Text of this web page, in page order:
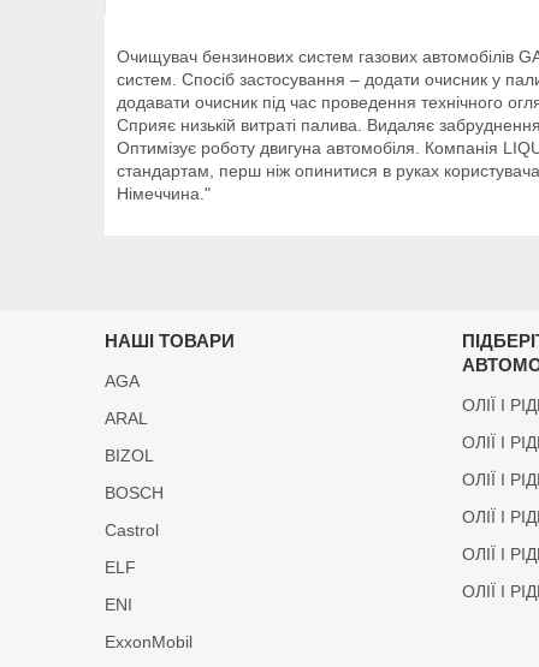
Очищувач бензинових систем газових автомобілів
систем. Спосіб застосування – додати очисник у
додавати очисник під час проведення технічного
Сприяє низькій витраті палива. Видаляє
Оптимізує роботу двигуна автомобіля. Компанія
стандартам, перш ніж опинитися в руках
Німеччина."
НАШІ ТОВАРИ
AGA
ARAL
BIZOL
BOSCH
Castrol
ELF
ENI
ExxonMobil
ОЛІЇ І
ОЛІЇ І
ОЛІЇ І
ОЛІЇ І
ОЛІЇ І
ОЛІЇ І